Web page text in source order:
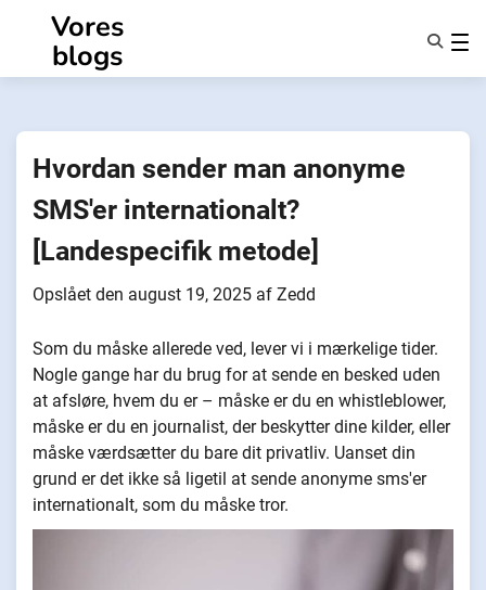
indhold
Vores
blogs
Om Os
Hvordan sender man anonyme
SMS'er internationalt?
[Landespecifik metode]
Opslået den august 19, 2025 af Zedd
Som du måske allerede ved, lever vi i mærkelige tider.
Nogle gange har du brug for at sende en besked uden
at afsløre, hvem du er – måske er du en whistleblower,
måske er du en journalist, der beskytter dine kilder, eller
måske værdsætter du bare dit privatliv. Uanset din
grund er det ikke så ligetil at sende anonyme sms'er
internationalt, som du måske tror.